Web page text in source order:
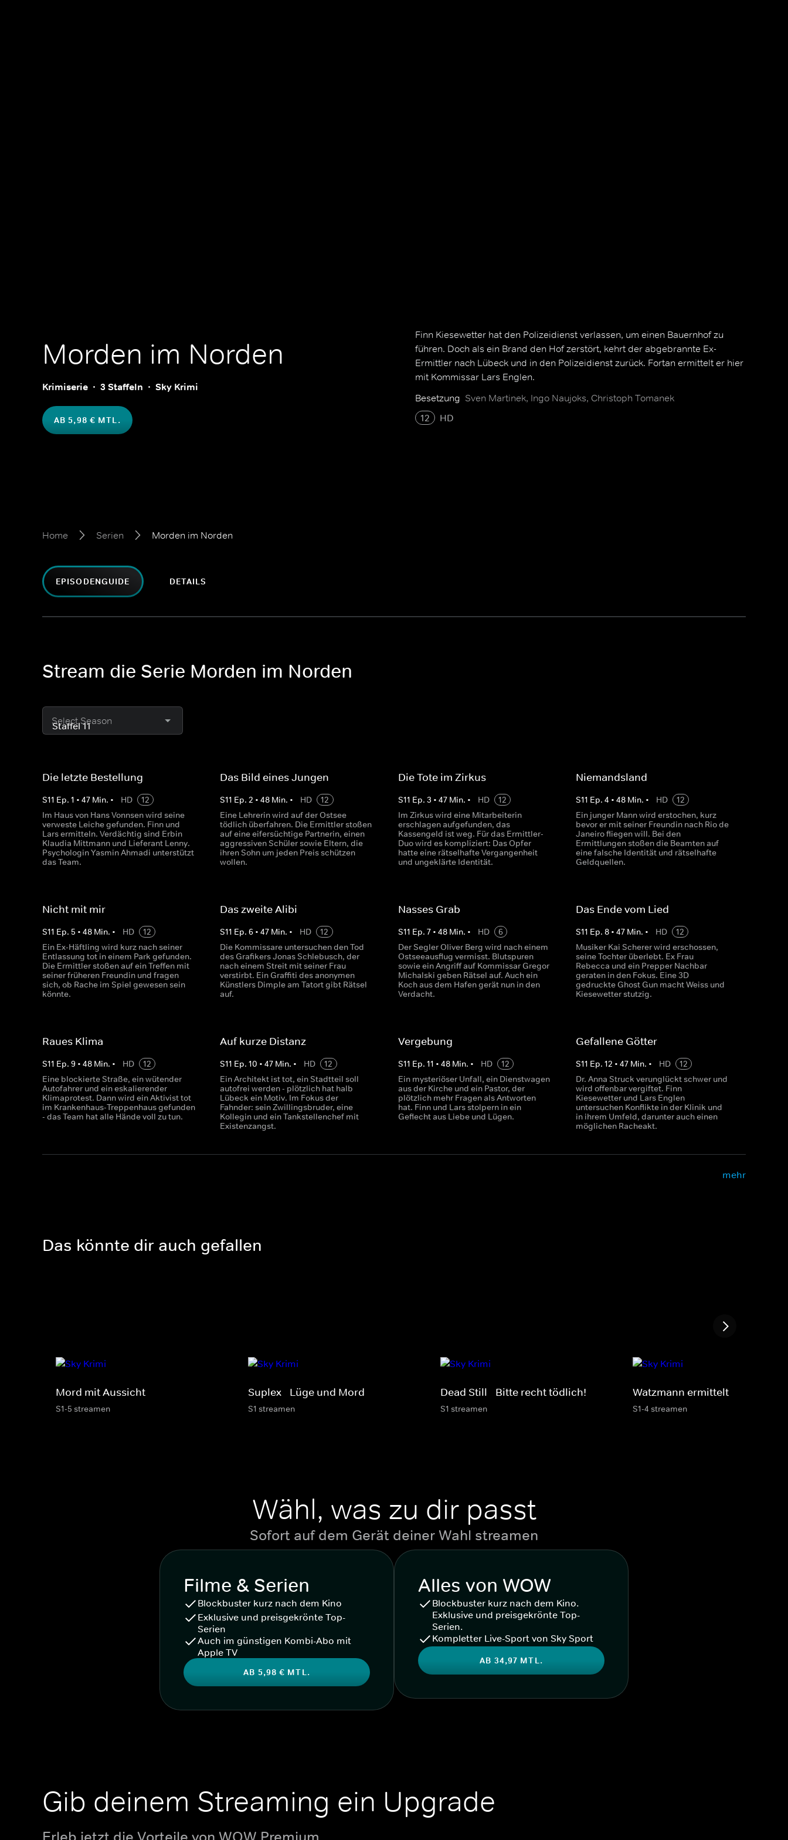
Morden im Norden
Krimiserie 3 Staffeln Sky Krimi
AB 5,98 € MTL.
Finn Kiesewetter hat den Polizeidienst verlassen, um einen Bauernhof zu
führen. Doch als ein Brand den Hof zerstört, kehrt der abgebrannte Ex-
Ermittler nach Lübeck und in den Polizeidienst zurück. Fortan ermittelt er hier
mit Kommissar Lars Englen.
Besetzung Sven Martinek, Ingo Naujoks, Christoph Tomanek
12
HD
Home Serien Morden im Norden
EPISODENGUIDE DETAILS
Stream die Serie Morden im Norden
Select Season
Die letzte Bestellung
S11 Ep. 1 • 47 Min. • HD
12
Im Haus von Hans Vonnsen wird seine
verweste Leiche gefunden. Finn und
Lars ermitteln. Verdächtig sind Erbin
Klaudia Mittmann und Lieferant Lenny.
Psychologin Yasmin Ahmadi unterstützt
das Team.
Das Bild eines Jungen
S11 Ep.2 •48 Min. • HD
12
Eine Lehrerin wird auf der Ostsee
tödlich überfahren. Die Ermittler stoßen
auf eine eifersüchtige Partnerin, einen
aggressiven Schüler sowie Eltern, die
ihren Sohn um jeden Preis schützen
wollen.
Die Tote im Zirkus
S11 Ep. 3 • 47Min. • HD
12
Im Zirkus wird eine Mitarbeiterin
erschlagen aufgefunden, das
Kassengeld ist weg. Für das Ermittler-
Duo wird es kompliziert: Das Opfer
hatte eine rätselhafte Vergangenheit
und ungeklärte Identität.
Niemandsland
S11 Ep. 4 • 48Min. • HD
12
Ein junger Mann wird erstochen, kurz
bevor er mit seiner Freundin nach Rio de
Janeiro fliegen will. Bei den
Ermittlungen stoßen die Beamten auf
eine falsche Identität und rätselhafte
Geldquellen.
Nicht mit mir
S11 Ep. 5 • 48 Min. • HD
12
Ein Ex-Häftling wird kurz nach seiner
Entlassung tot in einem Park gefunden.
Die Ermittler stoßen auf ein Treffen mit
seiner früheren Freundin und fragen
sich, ob Rache im Spiel gewesen sein
könnte.
Das zweite Alibi
S11 Ep.6 •47 Min. • HD
12
Die Kommissare untersuchen den Tod
des Grafikers Jonas Schlebusch, der
nach einem Streit mit seiner Frau
verstirbt. Ein Graffiti des anonymen
Künstlers Dimple am Tatort gibt Rätsel
auf.
Nasses Grab
S11 Ep. 7• 48Min. • HD
6
Der Segler Oliver Berg wird nach einem
Ostseeausflug vermisst. Blutspuren
sowie ein Angriff auf Kommissar Gregor
Michalski geben Rätsel auf. Auch ein
Koch aus dem Hafen gerät nun in den
Verdacht.
Das Ende vom Lied
S11 Ep. 8• 47Min. • HD
12
Musiker Kai Scherer wird erschossen,
seine Tochter überlebt. Ex Frau
Rebecca und ein Prepper Nachbar
geraten in den Fokus. Eine 3D
gedruckte Ghost Gun macht Weiss und
Kiesewetter stutzig.
Raues Klima
S11 Ep. 9 • 48 Min. • HD
12
Eine blockierte Straße, ein wütender
Autofahrer und ein eskalierender
Klimaprotest. Dann wird ein Aktivist tot
im Krankenhaus-Treppenhaus gefunden
- das Team hat alle Hände voll zu tun.
Auf kurze Distanz
S11 Ep.10 •47 Min. • HD
12
Ein Architekt ist tot, ein Stadtteil soll
autofrei werden - plötzlich hat halb
Lübeck ein Motiv. Im Fokus der
Fahnder: sein Zwillingsbruder, eine
Kollegin und ein Tankstellenchef mit
Existenzangst.
Vergebung
S11 Ep. 11 • 48Min. • HD
12
Ein mysteriöser Unfall, ein Dienstwagen
aus der Kirche und ein Pastor, der
plötzlich mehr Fragen als Antworten
hat. Finn und Lars stolpern in ein
Geflecht aus Liebe und Lügen.
Gefallene Götter
S11 Ep. 12 • 47Min. • HD
12
Dr. Anna Struck verunglückt schwer und
wird offenbar vergiftet. Finn
Kiesewetter und Lars Englen
untersuchen Konflikte in der Klinik und
in ihrem Umfeld, darunter auch einen
möglichen Racheakt.
mehr
Das könnte dir auch gefallen
Mord mit Aussicht
S1-5 streamen
Suplex - Lüge und Mord
S1 streamen
Dead Still - Bitte recht tödlich!
S1 streamen
Watzmann ermittelt
S1-4 streamen
Wähl, was zu dir passt
Sofort auf dem Gerät deiner Wahl streamen
Filme & Serien
Blockbuster kurz nach dem Kino
Exklusive und preisgekrönte Top-
Serien
Auch im günstigen Kombi-Abo mit
Apple TV
AB 5,98 € MTL.
Alles von WOW
Blockbuster kurz nach dem Kino.
Exklusive und preisgekrönte Top-
Serien.
Kompletter Live-Sport von Sky Sport
AB 34,97 MTL.
Gib deinem Streaming ein Upgrade